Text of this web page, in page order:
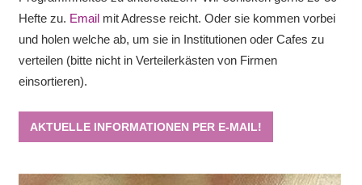
Hefte zu. Emailmit Adresse reicht. Oder sie kommen vorbei
und holen welche ab, um sie in Institutionen oder Cafes zu
verteilen (bitte nicht in Verteilerkästen von Firmen
einsortieren).
AKTUELLE INFORMATIONEN PER E-MAIL!